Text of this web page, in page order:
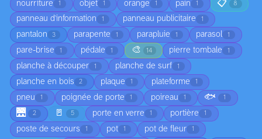
nourriture 1 objet 1 orange 1 pain 1 📋 8
panneau d'information 1 panneau publicitaire 1
pantalon 3 parapente 1 parapluie 1 parasol 1
pare-brise 1 pédale 1 🎨 14 pierre tombale 1
planche à découper 1 planche de surf 1
planche en bois 2 plaque 1 plateforme 1
pneu 1 poignée de porte 1 poireau 1 🐟 1
🌉 2 🚪 5 porte en verre 1 portière 1
poste de secours 1 pot 1 pot de fleur 1